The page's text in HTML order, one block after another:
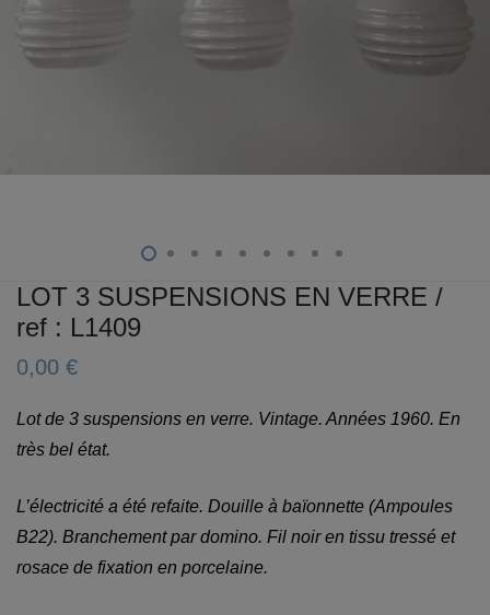
LOT 3 SUSPENSIONS EN VERRE /
ref : L1409
0,00 €
Lot de 3 suspensions en verre. Vintage. Années 1960. En
très bel état.
L’électricité a été refaite. Douille à baïonnette (Ampoules
B22). Branchement par domino. Fil noir en tissu tressé et
rosace de fixation en porcelaine.